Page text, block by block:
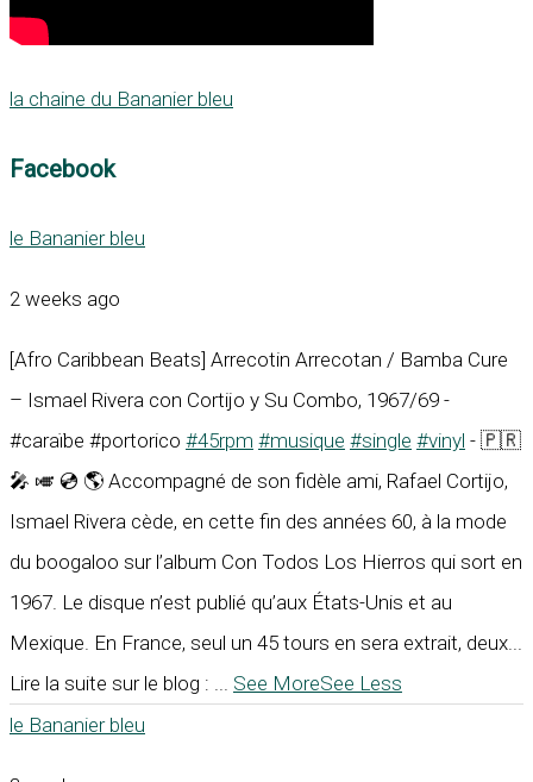
la chaine du Bananier bleu
Facebook
le Bananier bleu
2 weeks ago
[Afro Caribbean Beats] Arrecotin Arrecotan / Bamba Cure
– Ismael Rivera con Cortijo y Su Combo, 1967/69 -
#caraïbe #portorico #45rpm #musique #single #vinyl - 🇵🇷
🎤 🎺 💿 🌎 Accompagné de son fidèle ami, Rafael Cortijo,
Ismael Rivera cède, en cette fin des années 60, à la mode
du boogaloo sur l’album Con Todos Los Hierros qui sort en
1967. Le disque n’est publié qu’aux États-Unis et au
Mexique. En France, seul un 45 tours en sera extrait, deux...
Lire la suite sur le blog :
See MoreSee Less
le Bananier bleu